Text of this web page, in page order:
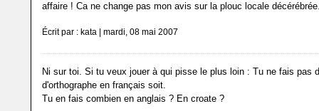
affaire ! Ca ne change pas mon avis sur la plouc locale
Écrit par : kata | mardi, 08 mai 2007
Ni sur toi. Si tu veux jouer à qui pisse le plus loin : Tu ne fais pas
d'orthographe en français soit.
Tu en fais combien en anglais ? En croate ?